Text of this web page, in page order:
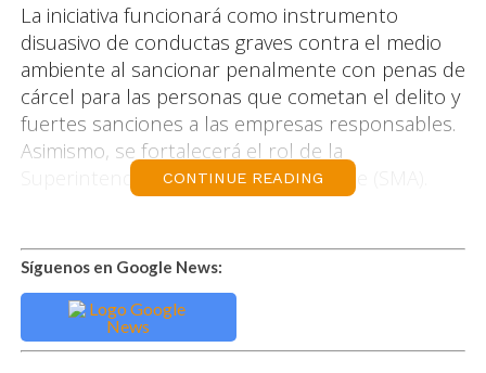
La iniciativa funcionará como instrumento
disuasivo de conductas graves contra el medio
ambiente al sancionar penalmente con penas de
cárcel para las personas que cometan el delito y
fuertes sanciones a las empresas responsables.
Asimismo, se fortalecerá el rol de la
Superintendencia del Medio Ambiente (SMA).
integral debe ser sustentable e inclusivo, por lo
que “es urgente y necesario contar con una
legislación que tenga más instrumentos y más
eficacia para prevenir, que es la labor
CONTINUE READING
Síguenos en Google News: